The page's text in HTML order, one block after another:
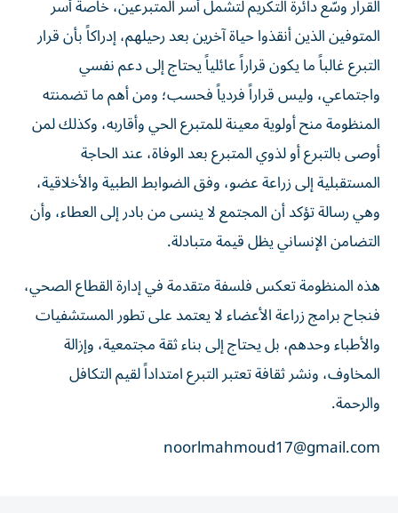
القرار وسّع دائرة التكريم لتشمل أسر المتبرعين، خاصة أسر
المتوفين الذين أنقذوا حياة آخرين بعد رحيلهم، إدراكاً بأن قرار
التبرع غالباً ما يكون قراراً عائلياً يحتاج إلى دعم نفسي
واجتماعي، وليس قراراً فردياً فحسب؛ ومن أهم ما تضمنته
المنظومة منح أولوية معينة للمتبرع الحي وأقاربه، وكذلك لمن
أوصى بالتبرع أو لذوي المتبرع بعد الوفاة، عند الحاجة
المستقبلية إلى زراعة عضو، وفق الضوابط الطبية والأخلاقية،
وهي رسالة تؤكد أن المجتمع لا ينسى من بادر إلى العطاء، وأن
التضامن الإنساني يظل قيمة متبادلة.
هذه المنظومة تعكس فلسفة متقدمة في إدارة القطاع الصحي،
فنجاح برامج زراعة الأعضاء لا يعتمد على تطور المستشفيات
والأطباء وحدهم، بل يحتاج إلى بناء ثقة مجتمعية، وإزالة
المخاوف، ونشر ثقافة تعتبر التبرع امتداداً لقيم التكافل
والرحمة.
noorlmahmoud17@gmail.com